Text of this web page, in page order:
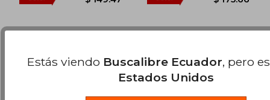
Estás viendo Buscalibre Ecuador, pero
Estados Unidos